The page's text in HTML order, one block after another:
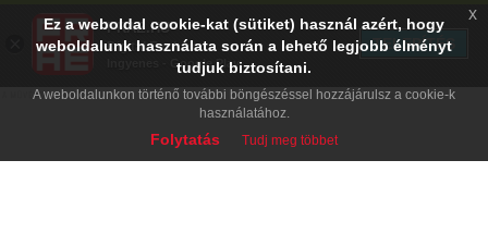
Ez a weboldal cookie-kat (sütiket) használ azért, hogy
weboldalunk használata során a lehető legjobb élményt
tudjuk biztosítani.
A weboldalunkon történő további böngészéssel hozzájárulsz a cookie-k
használatához.
Folytatás Tudj meg többet
x
PRAE.HU
Digital Evolution
Ingyenes - Google Play
TELEPÍTÉS